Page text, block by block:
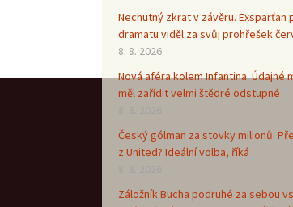
Nechutný zkrat v závěru. Exsparťan
dramatu viděl za svůj prohřešek
8. 8. 2026
Nová aféra kolem Infantina. Údajné
měl zařídit velmi štědré odstupné
Český gólman za stovky milionů.
z United? Ideální volba, říká
Záložník Bucha podruhé za sebou